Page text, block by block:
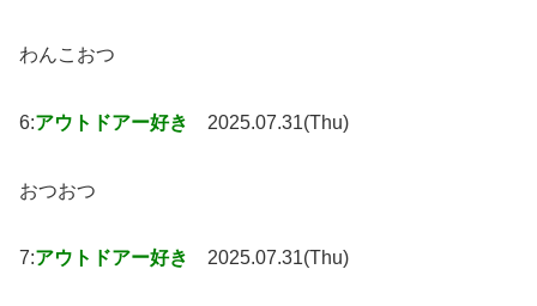
わんこおつ
6:アウトドアー好き 2025.07.31(Thu)
おつおつ
7:アウトドアー好き 2025.07.31(Thu)